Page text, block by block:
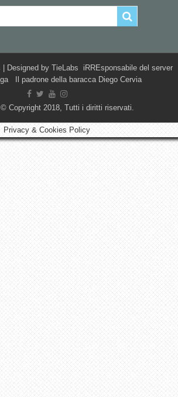
| Designed by TieLabs iRREsponsabile del server
Il padrone della baracca Diego Cervia
Copyright 2018, Tutti i diritti riservati.
Privacy & Cookies Policy